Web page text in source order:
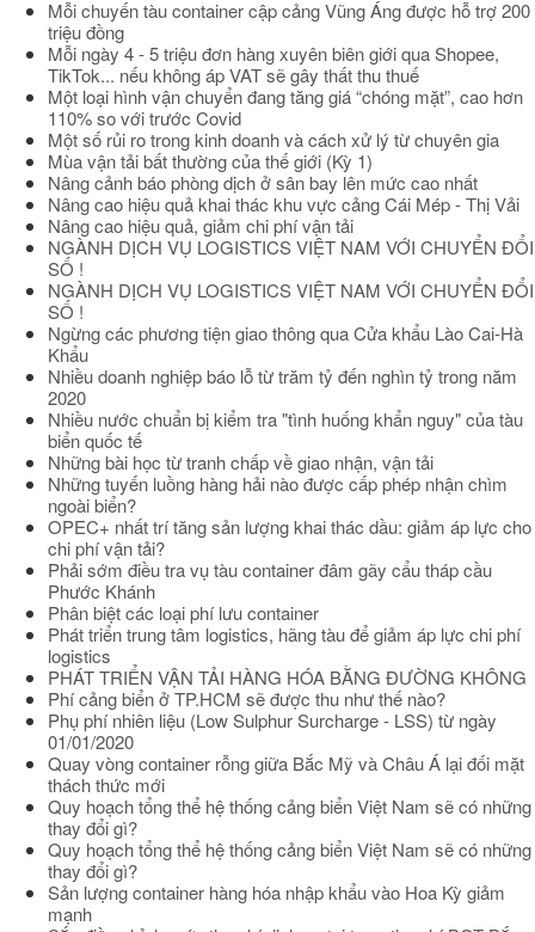
Mỗi chuyến tàu container cập cảng Vũng Áng được hỗ trợ 200
triệu đồng
Mỗi ngày 4 - 5 triệu đơn hàng xuyên biên giới qua Shopee,
TikTok... nếu không áp VAT sẽ gây thất thu thuế
Một loại hình vận chuyển đang tăng giá “chóng mặt”, cao hơn
110% so với trước Covid
Một số rủi ro trong kinh doanh và cách xử lý từ chuyên gia
Mùa vận tải bất thường của thế giới (Kỳ 1)
Nâng cảnh báo phòng dịch ở sân bay lên mức cao nhất
Nâng cao hiệu quả khai thác khu vực cảng Cái Mép - Thị Vải
Nâng cao hiệu quả, giảm chi phí vận tải
NGÀNH DỊCH VỤ LOGISTICS VIỆT NAM VỚI CHUYỂN ĐỔI
SỐ !
NGÀNH DỊCH VỤ LOGISTICS VIỆT NAM VỚI CHUYỂN ĐỔI
SỐ !
Ngừng các phương tiện giao thông qua Cửa khẩu Lào Cai-Hà
Khẩu
Nhiều doanh nghiệp báo lỗ từ trăm tỷ đến nghìn tỷ trong năm
2020
Nhiều nước chuẩn bị kiểm tra "tình huống khẩn nguy" của tàu
biển quốc tế
Những bài học từ tranh chấp về giao nhận, vận tải
Những tuyến luồng hàng hải nào được cấp phép nhận chìm
ngoài biển?
OPEC+ nhất trí tăng sản lượng khai thác dầu: giảm áp lực cho
chi phí vận tải?
Phải sớm điều tra vụ tàu container đâm gãy cẩu tháp cầu
Phước Khánh
Phân biệt các loại phí lưu container
Phát triển trung tâm logistics, hãng tàu để giảm áp lực chi phí
logistics
PHÁT TRIỂN VẬN TẢI HÀNG HÓA BẰNG ĐƯỜNG KHÔNG
Phí cảng biển ở TP.HCM sẽ được thu như thế nào?
Phụ phí nhiên liệu (Low Sulphur Surcharge - LSS) từ ngày
01/01/2020
Quay vòng container rỗng giữa Bắc Mỹ và Châu Á lại đối mặt
thách thức mới
Quy hoạch tổng thể hệ thống cảng biển Việt Nam sẽ có những
thay đổi gì?
Quy hoạch tổng thể hệ thống cảng biển Việt Nam sẽ có những
thay đổi gì?
Sản lượng container hàng hóa nhập khẩu vào Hoa Kỳ giảm
mạnh